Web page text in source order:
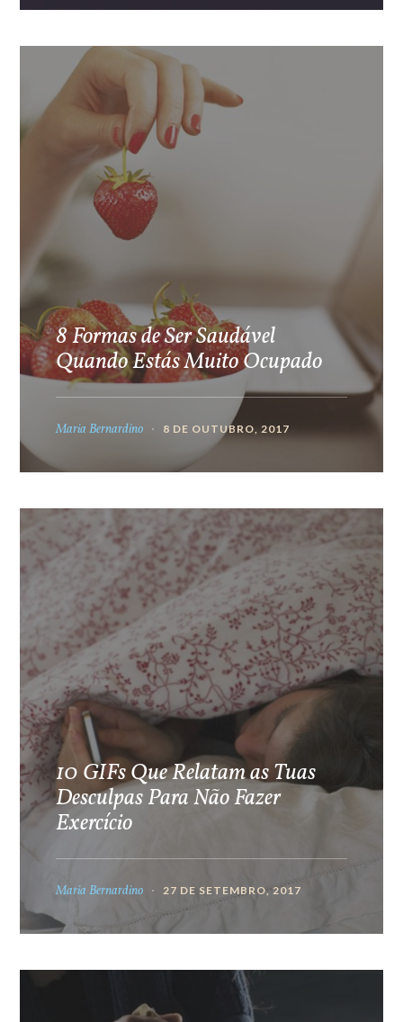
8 Formas de Ser Saudável
Quando Estás Muito Ocupado
Maria Bernardino 8 DE OUTUBRO, 2017
10 GIFs Que Relatam as Tuas
Desculpas Para Não Fazer
Exercício
Maria Bernardino 27 DE SETEMBRO, 2017